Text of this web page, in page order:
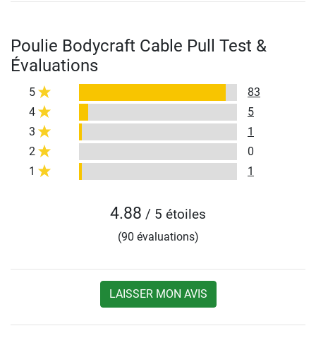
Poulie Bodycraft Cable Pull Test &
Évaluations
5
83
4
5
3
1
2
0
1
1
4.88 / 5 étoiles
(90 évaluations)
LAISSER MON AVIS